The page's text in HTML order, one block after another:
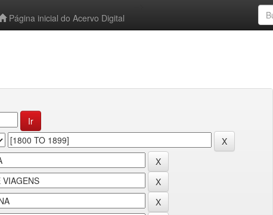
Página inicial do Acervo Digital